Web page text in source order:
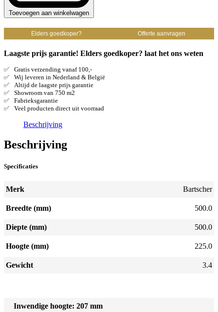
Toevoegen aan winkelwagen
Elders goedkoper? Offerte aanvragen
Laagste prijs garantie! Elders goedkoper? laat het ons weten
Gratis verzending vanaf 100,-
Wij leveren in Nederland & België
Altijd de laagste prijs garantie
Showroom van 750 m2
Fabrieksgarantie
Veel producten direct uit voorraad
Beschrijving
Beschrijving
Specificaties
Merk Bartscher
Breedte (mm) 500.0
Diepte (mm) 500.0
Hoogte (mm) 225.0
Gewicht 3.4
Inwendige hoogte: 207 mm